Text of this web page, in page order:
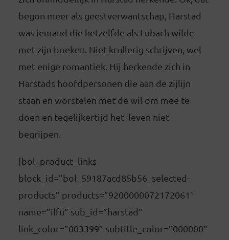
begon meer als geestverwantschap, Harstad
was iemand die hetzelfde als Lubach wilde
met zijn boeken. Niet krullerig schrijven, wel
met enige romantiek. Hij herkende zich in
Harstads hoofdpersonen die aan de zijlijn
staan en worstelen met de wil om mee te
doen en tegelijkertijd het leven niet
begrijpen.
[bol_product_links
block_id=”bol_59187acd85b56_selected-
products” products=”9200000072172061″
name=”ilfu” sub_id=”harstad”
link_color=”003399″ subtitle_color=”000000″